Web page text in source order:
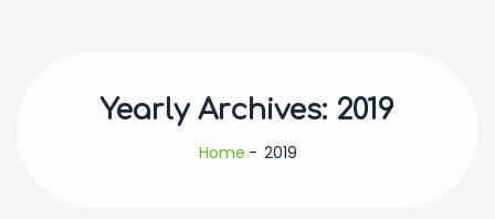
Yearly Archives: 2019
Home 2019